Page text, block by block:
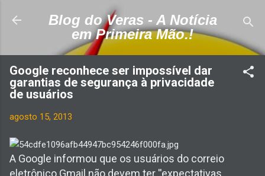
Pular para o conteúdo principal
Blog do Veras - A Notícia
em Primeira Mão.!
Google reconhece ser impossível dar
garantias de segurança à privacidade
de usuários
agosto 15, 2013
A Google informou que os usuários do correio
eletrônico Gmail não devem ter ''expectativas